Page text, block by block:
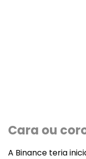
Cara ou
A Binance teria